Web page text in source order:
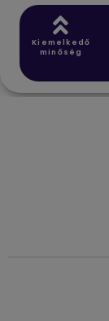
Kiemelkedő
minőség